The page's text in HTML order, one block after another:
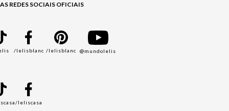
REDES SOCIAIS OFICIAIS
/lelisblanc /lelisblanc @mundolelis
/leliscasa